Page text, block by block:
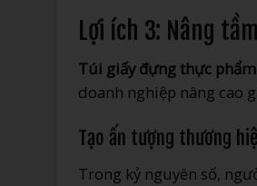
Lợi ích 3: Nâng
Túi giấy đựng thực
doanh nghiệp nâng cao
Tạo ấn tượng thương
Trong kỷ nguyên số,